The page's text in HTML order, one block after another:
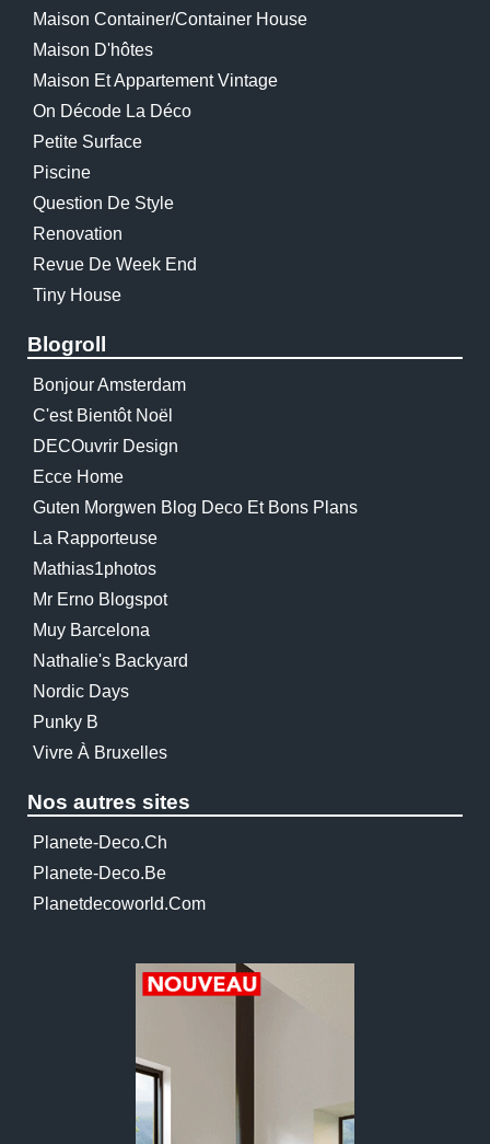
Maison Container/container House
Maison D'hôtes
Maison Et Appartement Vintage
On Décode La Déco
Petite Surface
Piscine
Question De Style
Renovation
Revue De Week End
Tiny House
Blogroll
Bonjour Amsterdam
C'est Bientôt Noël
DECOuvrir Design
Ecce Home
Guten Morgwen Blog Deco Et Bons Plans
La Rapporteuse
Mathias1photos
Mr Erno Blogspot
Muy Barcelona
Nathalie's Backyard
Nordic Days
Punky B
Vivre À Bruxelles
Nos autres sites
Planete-Deco.ch
Planete-Deco.be
Planetdecoworld.com